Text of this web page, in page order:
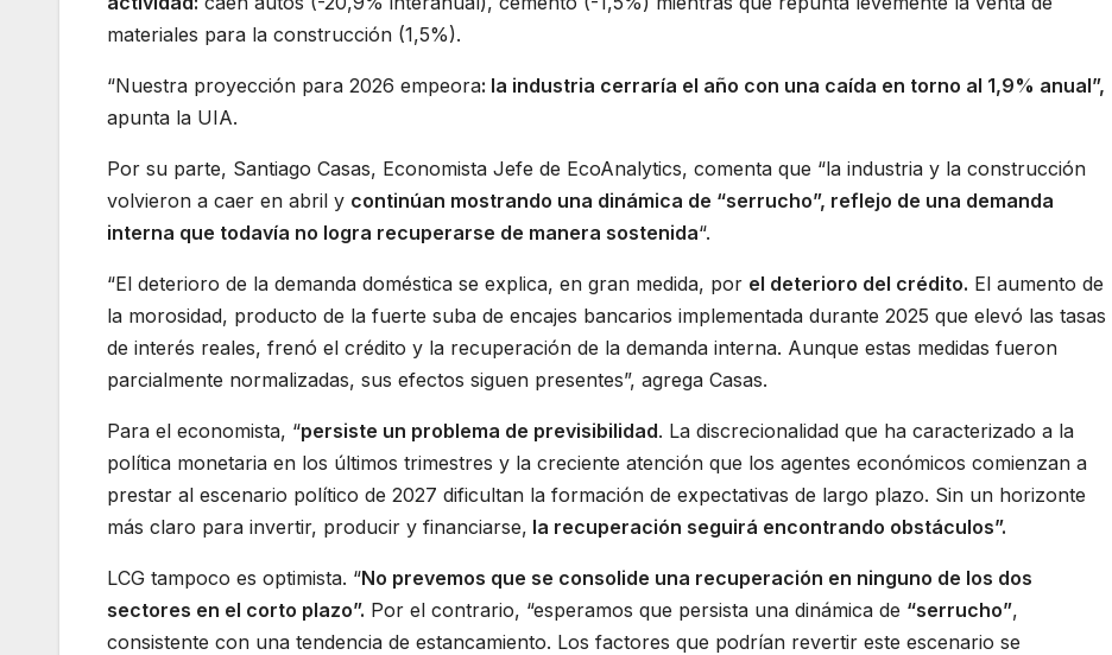
materiales para la construcción (1,5%).
“Nuestra proyección para 2026 empeora: la industria cerraría el año con una caída en torno al 1,9% anual”,
apunta la UIA.
Por su parte, Santiago Casas, Economista Jefe de EcoAnalytics, comenta que “la industria y la construcción
volvieron a caer en abril y continúan mostrando una dinámica de “serrucho”, reflejo de una demanda
interna que todavía no logra recuperarse de manera sostenida“.
“El deterioro de la demanda doméstica se explica, en gran medida, por el deterioro del crédito. El aumento de
la morosidad, producto de la fuerte suba de encajes bancarios implementada durante 2025 que elevó las tasas
de interés reales, frenó el crédito y la recuperación de la demanda interna. Aunque estas medidas fueron
parcialmente normalizadas, sus efectos siguen presentes”, agrega Casas.
Para el economista, “persiste un problema de previsibilidad. La discrecionalidad que ha caracterizado a la
política monetaria en los últimos trimestres y la creciente atención que los agentes económicos comienzan a
prestar al escenario político de 2027 dificultan la formación de expectativas de largo plazo. Sin un horizonte
más claro para invertir, producir y financiarse, la recuperación seguirá encontrando obstáculos”.
LCG tampoco es optimista. “No prevemos que se consolide una recuperación en ninguno de los dos
sectores en el corto plazo”. Por el contrario, “esperamos que persista una dinámica de “serrucho”,
consistente con una tendencia de estancamiento. Los factores que podrían revertir este escenario se